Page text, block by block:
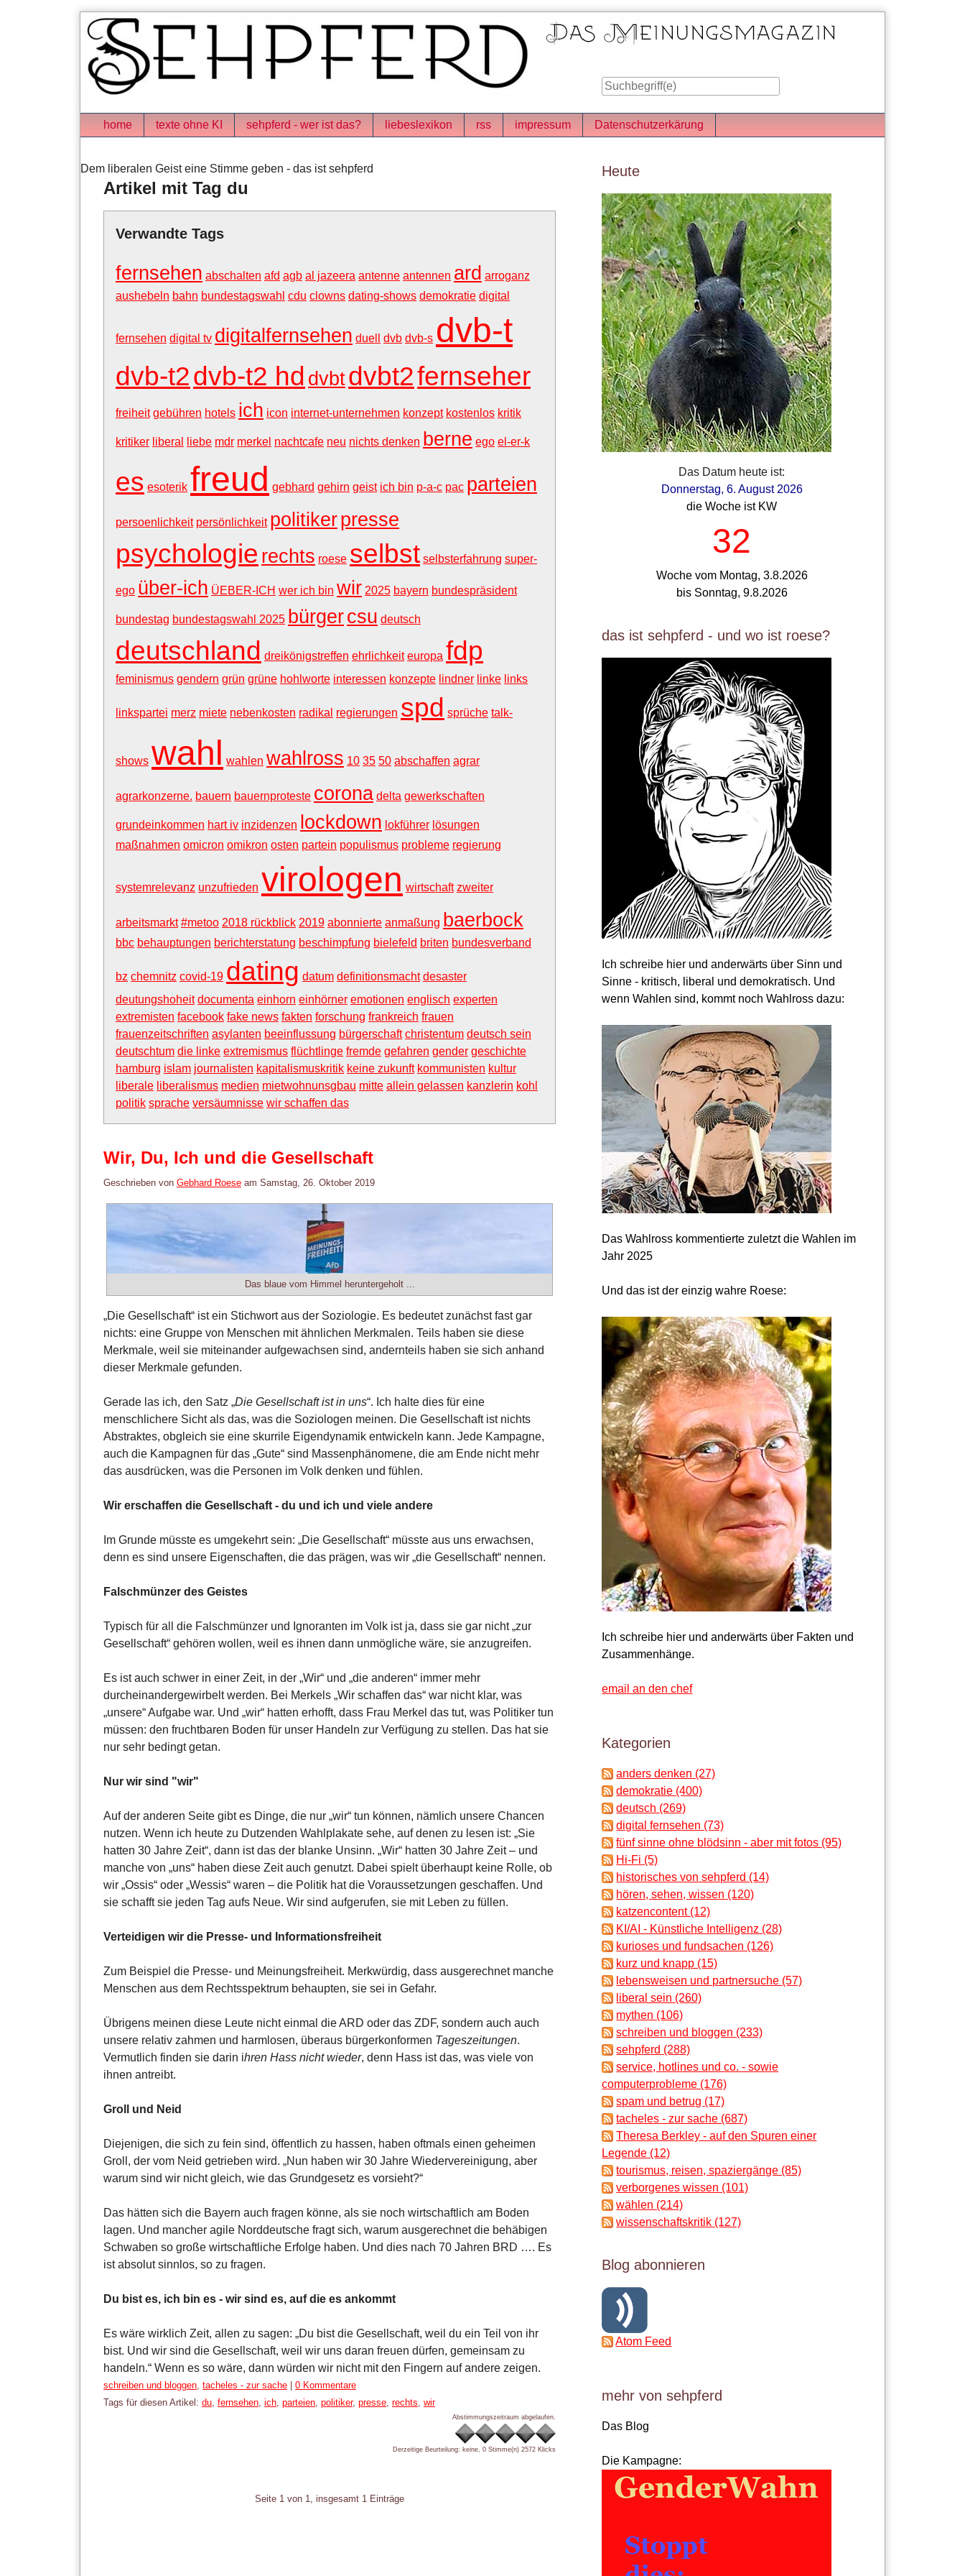
Navigation
home texte ohne KI sehpferd - wer ist das? liebeslexikon rss impressum Datenschutzerkärung
Dem liberalen Geist eine Stimme geben - das ist sehpferd
Artikel mit Tag du
Verwandte Tags
fernsehen abschalten afd agb al jazeera antenne antennen ard arroganz
aushebeln bahn bundestagswahl cdu clowns dating-shows demokratie digital
fernsehen digital tv digitalfernsehen duell dvb dvb-s dvb-t
dvb-t2dvb-t2 hd dvbtdvbt2fernseher
freiheit gebühren hotels ich icon internet-unternehmen konzept kostenlos kritik
kritiker liberal liebe mdr merkel nachtcafe neu nichts denken berne ego el-er-k
es esoterik freud gebhard gehirn geist ich bin p-a-c pac parteien
persoenlichkeit persönlichkeit politikerpresse
psychologie rechts roese selbst selbsterfahrung super-
ego über-ich ÜEBER-ICH wer ich bin wir 2025 bayern bundespräsident
bundestag bundestagswahl 2025 bürgercsu deutsch
deutschland dreikönigstreffen ehrlichkeit europa fdp
feminismus gendern grün grüne hohlworte interessen konzepte lindner linke links
linkspartei merz miete nebenkosten radikal regierungen spd sprüche talk-
shows wahl wahlen wahlross 10 35 50 abschaffen agrar
agrarkonzerne. bauern bauernproteste corona delta gewerkschaften
grundeinkommen hart iv inzidenzen lockdown lokführer lösungen
maßnahmen omicron omikron osten partein populismus probleme regierung
systemrelevanz unzufrieden virologen wirtschaft zweiter
arbeitsmarkt #metoo 2018 rückblick 2019 abonnierte anmaßung baerbock
bbc behauptungen berichterstatung beschimpfung bielefeld briten bundesverband
bz chemnitz covid-19 dating datum definitionsmacht desaster
deutungshoheit documenta einhorn einhörner emotionen englisch experten
extremisten facebook fake news fakten forschung frankreich frauen
frauenzeitschriften asylanten beeinflussung bürgerschaft christentum deutsch sein
deutschtum die linke extremismus flüchtlinge fremde gefahren gender geschichte
hamburg islam journalisten kapitalismuskritik keine zukunft kommunisten kultur
liberale liberalismus medien mietwohnunsgbau mitte allein gelassen kanzlerin kohl
politik sprache versäumnisse wir schaffen das
Wir, Du, Ich und die Gesellschaft
Geschrieben von Gebhard Roese am Samstag, 26. Oktober 2019
Das blaue vom Himmel heruntergeholt ...
„Die Gesellschaft“ ist ein Stichwort aus der Soziologie. Es bedeutet zunächst fast gar
nichts: eine Gruppe von Menschen mit ähnlichen Merkmalen. Teils haben sie diese
Merkmale, weil sie miteinander aufgewachsen sind, andernteils haben sie sich anhand
dieser Merkmale gefunden.
Gerade las ich, den Satz „Die Gesellschaft ist in uns“. Ich halte dies für eine
menschlichere Sicht als das, was die Soziologen meinen. Die Gesellschaft ist nichts
Abstraktes, obgleich sie eine skurrile Eigendynamik entwickeln kann. Jede Kampagne,
auch die Kampagnen für das „Gute“ sind Massenphänomene, die am Ende nicht mehr
das ausdrücken, was die Personen im Volk denken und fühlen.
Wir erschaffen die Gesellschaft - du und ich und viele andere
Im Grunde müsste es umgekehrt sein: „Die Gesellschaft“ müsste aus uns erwachsen,
denn es sind unsere Eigenschaften, die das prägen, was wir „die Gesellschaft“ nennen.
Falschmünzer des Geistes
Typisch für all die Falschmünzer und Ignoranten im Volk ist ja, dass sie gar nicht „zur
Gesellschaft“ gehören wollen, weil es ihnen dann unmögliche wäre, sie anzugreifen.
Es ist auch schwer in einer Zeit, in der „Wir“ und „die anderen“ immer mehr
durcheinandergewirbelt werden. Bei Merkels „Wir schaffen das“ war nicht klar, was
„unsere“ Aufgabe war. Und „wir“ hatten erhofft, dass Frau Merkel das tut, was Politiker tun
müssen: den fruchtbaren Boden für unser Handeln zur Verfügung zu stellen. Das hat sie
nur sehr bedingt getan.
Nur wir sind "wir"
Auf der anderen Seite gibt es Dinge, die nur „wir“ tun können, nämlich unsere Chancen
nutzen. Wenn ich heute zu Dutzenden Wahlplakate sehe, auf denen zu lesen ist: „Sie
hatten 30 Jahre Zeit“, dann ist das der blanke Unsinn. „Wir“ hatten 30 Jahre Zeit – und
manche von „uns“ haben diese Zeit auch genutzt. Dabei spielt überhaupt keine Rolle, ob
wir „Ossis“ oder „Wessis“ waren – die Politik hat die Voraussetzungen geschaffen. Und
sie schafft sie jeden Tag aufs Neue. Wir sind aufgerufen, sie mit Leben zu füllen.
Verteidigen wir die Presse- und Informationsfreiheit
Zum Beispiel die Presse- und Meinungsfreiheit. Merkwürdig, dass ausgerechnet manche
Menschen aus dem Rechtsspektrum behaupten, sie sei in Gefahr.
Übrigens meinen diese Leute nicht einmal die ARD oder das ZDF, sondern auch auch
unsere relativ zahmen und harmlosen, überaus bürgerkonformen Tageszeitungen.
Vermutlich finden sie darin ihren Hass nicht wieder, denn Hass ist das, was viele von
ihnen antreibt.
Groll und Neid
Diejenigen, die sich zu fein sind, öffentlich zu hassen, haben oftmals einen geheimen
Groll, der vom Neid getrieben wird. „Nun haben wir 30 Jahre Wiedervereinigung, aber
warum sind wir nicht gleich, wie das Grundgesetz es vorsieht?“
Das hätten sich die Bayern auch fragen könne, als sie noch wirtschaftlich am Boden
lagen. Und mancher agile Norddeutsche fragt sich, warum ausgerechnet die behäbigen
Schwaben so große wirtschaftliche Erfolge haben. Und dies nach 70 Jahren BRD …. Es
ist absolut sinnlos, so zu fragen.
Du bist es, ich bin es - wir sind es, auf die es ankommt
Es wäre wirklich Zeit, allen zu sagen: „Du bist die Gesellschaft, weil du ein Teil von ihr
bist. Und wir sind die Gesellschaft, weil wir uns daran freuen dürfen, gemeinsam zu
handeln.“ Wenn es so wäre, dann würden wir nicht mit den Fingern auf andere zeigen.
Kategorien:
schreiben und bloggen tacheles - zur sache | 0 Kommentare
Tags für diesen Artikel: du fernsehen ich parteien politiker, presse rechts wir
Abstimmungszeitraum abgelaufen.
Derzeitige Beurteilung: keine, 0 Stimme(n) 2572 Klicks
Seite 1 von 1, insgesamt 1 Einträge
Seitenleiste
Heute
Das Datum heute ist:
Donnerstag, 6. August 2026
die Woche ist KW
32
Woche vom Montag, 3.8.2026
bis Sonntag, 9.8.2026
das ist sehpferd - und wo ist roese?
Ich schreibe hier und anderwärts über Sinn und
Sinne - kritisch, liberal und demokratisch. Und
wenn Wahlen sind, kommt noch Wahlross dazu:
Das Wahlross kommentierte zuletzt die Wahlen im
Jahr 2025
Und das ist der einzig wahre Roese:
Ich schreibe hier und anderwärts über Fakten und
Zusammenhänge.
email an den chef
Kategorien
anders denken (27)
demokratie (400)
deutsch (269)
digital fernsehen (73)
fünf sinne ohne blödsinn - aber mit fotos (95)
Hi-Fi (5)
historisches von sehpferd (14)
hören, sehen, wissen (120)
katzencontent (12)
KI/AI - Künstliche Intelligenz (28)
kurioses und fundsachen (126)
kurz und knapp (15)
lebensweisen und partnersuche (57)
liberal sein (260)
mythen (106)
schreiben und bloggen (233)
sehpferd (288)
service, hotlines und co. - sowie
computerprobleme (176)
spam und betrug (17)
tacheles - zur sache (687)
Theresa Berkley - auf den Spuren einer
Legende (12)
tourismus, reisen, spaziergänge (85)
verborgenes wissen (101)
wählen (214)
wissenschaftskritik (127)
Blog abonnieren
Atom Feed
mehr von sehpferd
Das Blog
Die Kampagne: